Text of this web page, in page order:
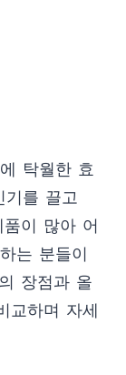
탁월한 효
를 끌고
이 많아 어
는 분들이
장점과 올
교하며 자세